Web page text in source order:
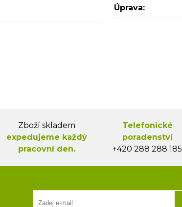
Úprava:
Zboží skladem
expedujeme každý
pracovní den.
Telefonické
poradenství
+420 288 288 185